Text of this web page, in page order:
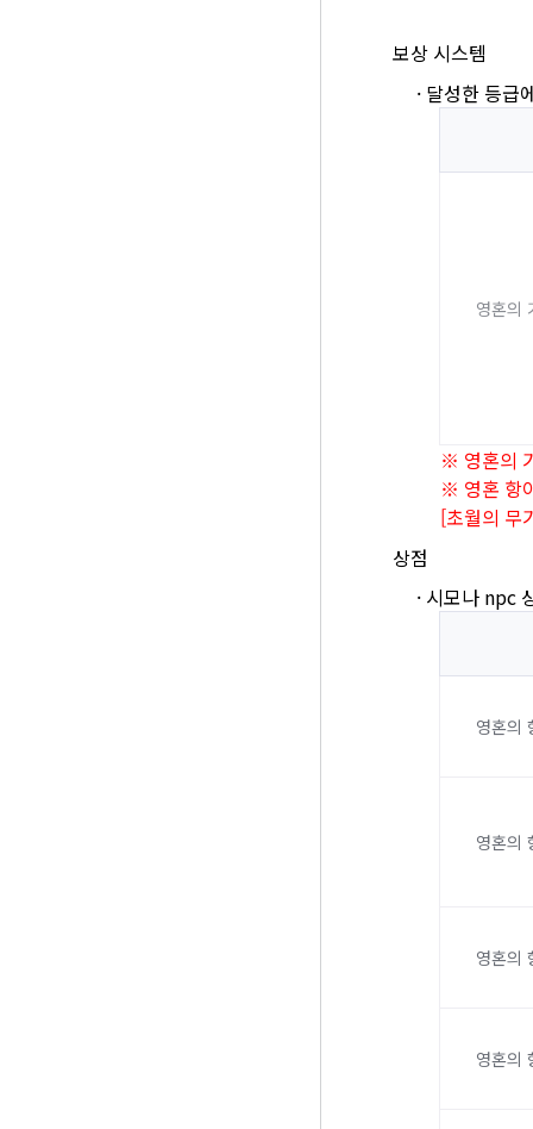
보상 시스템
· 달성한 등급
영혼의
※ 영혼의
※ 영혼 항
[초월의 무
상점
· 시모나 npc
영혼의
영혼의
영혼의
영혼의